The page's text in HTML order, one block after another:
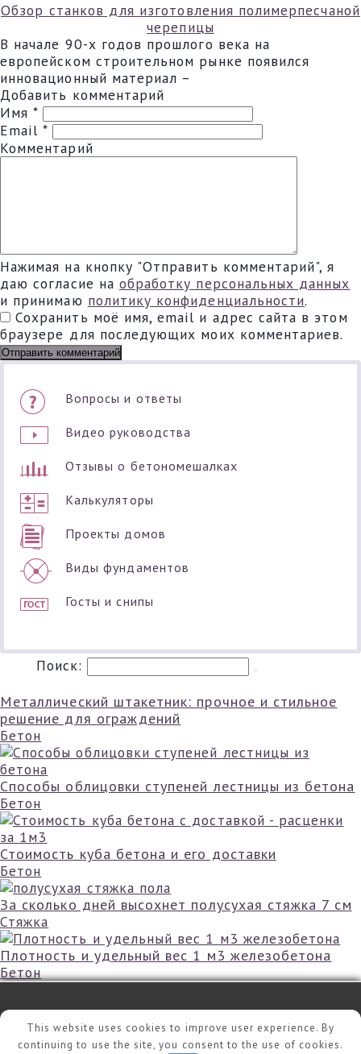
Обзор станков для изготовления полимерпесчаной
черепицы
В начале 90-х годов прошлого века на
европейском строительном рынке появился
инновационный материал –
Добавить комментарий
Имя*
Email*
Комментарий
Нажимая на кнопку "Отправить комментарий", я
даю согласие на обработку персональных данных
и принимаю политику конфиденциальности.
Сохранить моё имя, email и адрес сайта в этом
браузере для последующих моих комментариев.
Вопросы и ответы
Видео руководства
Отзывы о бетономешалках
Калькуляторы
Проекты домов
Виды фундаментов
Госты и снипы
Поиск:
Металлический штакетник: прочное и стильное
решение для ограждений
Бетон
Способы облицовки ступеней лестницы из бетона
Бетон
Стоимость куба бетона и его доставки
Бетон
За сколько дней высохнет полусухая стяжка 7 см
Стяжка
Плотность и удельный вес 1 м3 железобетона
Бетон
©2026 - mir-ckazok.ru
This website uses cookies to improve user experience. By
continuing to use the site, you consent to the use of cookies.